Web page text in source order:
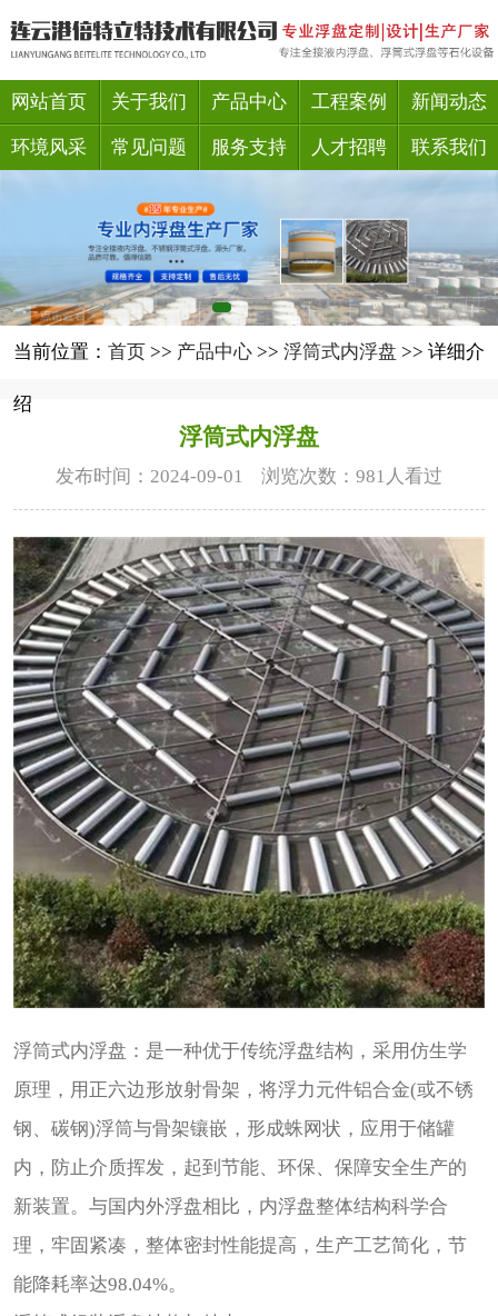
网站首页 关于我们 产品中心 工程案例 新闻动态
环境风采 常见问题 服务支持 人才招聘 联系我们
当前位置： 首页>> 产品中心>> 浮筒式内浮盘 >> 详细介
绍
浮筒式内浮盘
发布时间：2024-09-01 浏览次数：981人看过
浮筒式内浮盘：是一种优于传统浮盘结构，采用仿生学
原理，用正六边形放射骨架，将浮力元件铝合金(或不锈
钢、碳钢)浮筒与骨架镶嵌，形成蛛网状，应用于储罐
内，防止介质挥发，起到节能、环保、保障安全生产的
新装置。与国内外浮盘相比，内浮盘整体结构科学合
理，牢固紧凑，整体密封性能提高，生产工艺简化，节
能降耗率达98.04%。